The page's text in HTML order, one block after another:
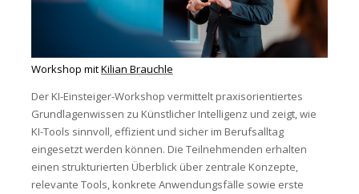
Workshop mitKilian Brauchle
Der KI-Einsteiger-Workshop vermittelt praxisorientiertes
Grundlagenwissen zu Künstlicher Intelligenz und zeigt, wie
KI-Tools sinnvoll, effizient und sicher im Berufsalltag
eingesetzt werden können. Die Teilnehmenden erhalten
einen strukturierten Überblick über zentrale Konzepte,
relevante Tools, konkrete Anwendungsfälle sowie erste